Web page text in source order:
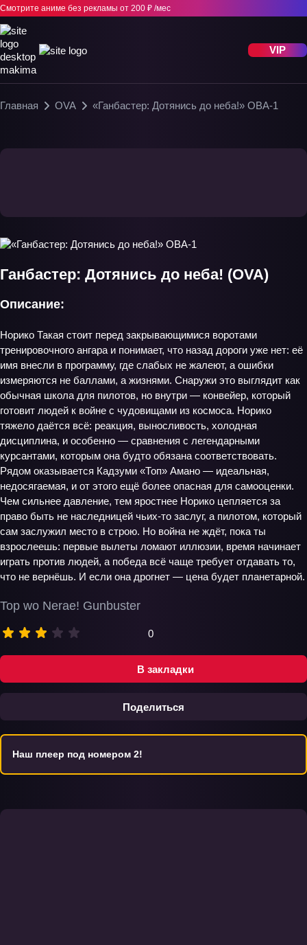
Смотрите аниме без рекламы от 200 ₽ /мес
VIP
Главная OVA «Ганбастер: Дотянись до неба!» ОВА-1
В закладки
Поделиться
Ганбастер: Дотянись до неба! (OVA)
Top wo Nerae! Gunbuster
0
Описание:
Норико Такая стоит перед закрывающимися воротами
тренировочного ангара и понимает, что назад дороги уже нет: её
имя внесли в программу, где слабых не жалеют, а ошибки
измеряются не баллами, а жизнями. Снаружи это выглядит как
обычная школа для пилотов, но внутри — конвейер, который
готовит людей к войне с чудовищами из космоса. Норико
тяжело даётся всё: реакция, выносливость, холодная
дисциплина, и особенно — сравнения с легендарными
курсантами, которым она будто обязана соответствовать.
Рядом оказывается Кадзуми «Топ» Амано — идеальная,
недосягаемая, и от этого ещё более опасная для самооценки.
Чем сильнее давление, тем яростнее Норико цепляется за
право быть не наследницей чьих‑то заслуг, а пилотом, который
сам заслужил место в строю. Но война не ждёт, пока ты
взрослеешь: первые вылеты ломают иллюзии, время начинает
играть против людей, а победа всё чаще требует отдавать то,
что не вернёшь. И если она дрогнет — цена будет планетарной.
Наш плеер под номером 2!